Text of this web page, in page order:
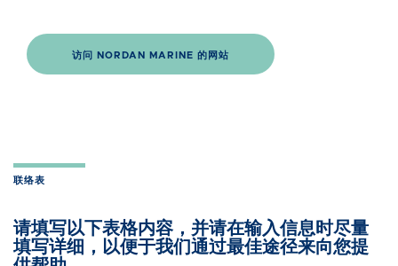
访问 NORDAN MARINE 的网站
联络表
请填写以下表格内容，并请在输入信息时尽量
填写详细，以便于我们通过最佳途径来向您提